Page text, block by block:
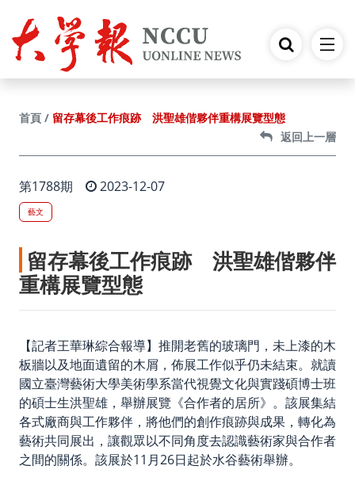
首頁
留存幕後工作痕跡 洪聖雄偕夥伴重構展覽型態
返回上一層
第1788期 2023-12-07
藝文
留存幕後工作痕跡 洪聖雄偕夥伴
重構展覽型態
【記者王華琳綜合報導】推開老舊的玻璃門，未上漆的木
板牆以及地面遺留的木屑，佈展工作似乎仍未結束。就讀
國立臺灣藝術大學美術學系當代視覺文化與實踐碩博士班
的碩士生洪聖雄，舉辦展覽《合作者的居所》。該展集結
各式廠商與工作夥伴，將他們的創作痕跡與成果，轉化為
藝術共同展出，讓觀眾以不同角度去認識藝術家與合作者
之間的關係。該展於11月26日起於水谷藝術舉辦。